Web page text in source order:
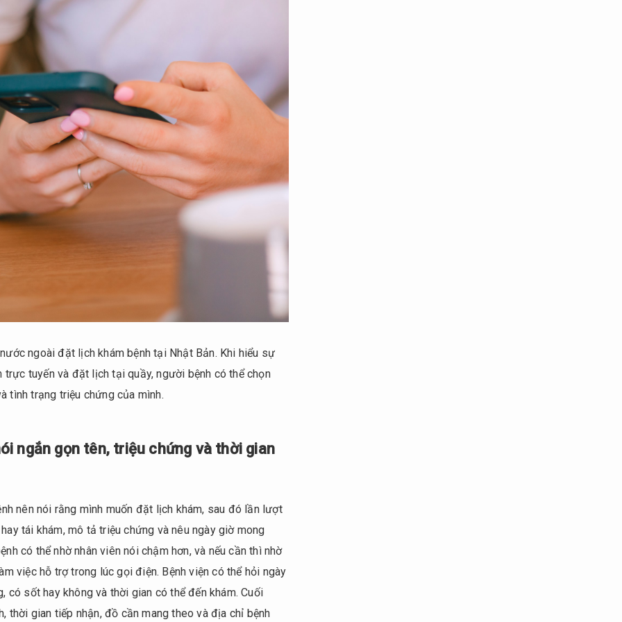
ngoài đặt lịch khám bệnh tại Nhật Bản. Khi hiểu sự
tuyến và đặt lịch tại quầy, người bệnh có thể chọn
tình trạng triệu chứng của mình.
ngắn gọn tên, triệu chứng và thời gian
nên nói rằng mình muốn đặt lịch khám, sau đó lần lượt
tái khám, mô tả triệu chứng và nêu ngày giờ mong
có thể nhờ nhân viên nói chậm hơn, và nếu cần thì nhờ
việc hỗ trợ trong lúc gọi điện. Bệnh viện có thể hỏi ngày
có sốt hay không và thời gian có thể đến khám. Cuối
thời gian tiếp nhận, đồ cần mang theo và địa chỉ bệnh